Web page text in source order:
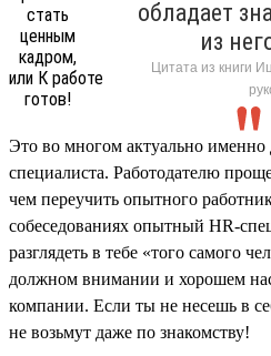
обладает
из
Цитата из книги
Это во многом актуально
специалиста. Работодателю
чем переучить опытного
собеседованиях опытный HR-
разглядеть в тебе «того самого
должном внимании и хорошем
компании. Если ты не несешь в
не возьмут даже по знакомству!